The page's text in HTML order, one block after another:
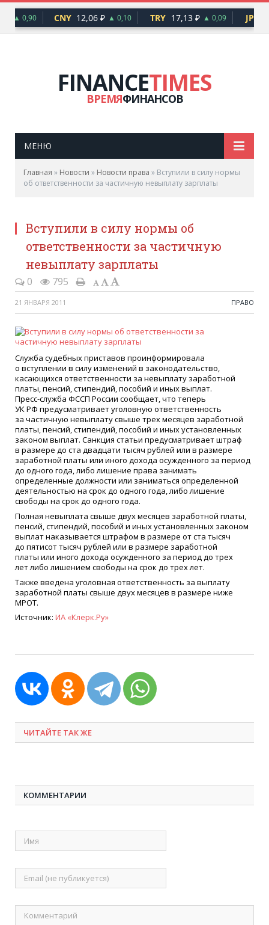
▲ 0,90 CNY 12,06 ₽ ▲ 0,10 TRY 17,13 ₽ ▲ 0,09 JPY
FINANCETIMES
ВРЕМЯФИНАНСОВ
МЕНЮ
Главная » Новости » Новости права » Вступили в силу нормы
об ответственности за частичную невыплату зарплаты
Вступили в силу нормы об
ответственности за частичную
невыплату зарплаты
0 795
21 ЯНВАРЯ 2011 ПРАВО
Служба судебных приставов проинформировала
о вступлении в силу изменений в законодательство,
касающихся ответственности за невыплату заработной
платы, пенсий, стипендий, пособий и иных выплат.
Пресс-служба ФССП России сообщает, что теперь
УК РФ предусматривает уголовную ответственность
за частичную невыплату свыше трех месяцев заработной
платы, пенсий, стипендий, пособий и иных установленных
законом выплат. Санкция статьи предусматривает штраф
в размере до ста двадцати тысяч рублей или в размере
заработной платы или иного дохода осужденного за период
до одного года, либо лишение права занимать
определенные должности или заниматься определенной
деятельностью на срок до одного года, либо лишение
свободы на срок до одного года.
Полная невыплата свыше двух месяцев заработной платы,
пенсий, стипендий, пособий и иных установленных законом
выплат наказывается штрафом в размере от ста тысяч
до пятисот тысяч рублей или в размере заработной
платы или иного дохода осужденного за период до трех
лет либо лишением свободы на срок до трех лет.
Также введена уголовная ответственность за выплату
заработной платы свыше двух месяцев в размере ниже
МРОТ.
Источник: ИА «Клерк.Ру»
ЧИТАЙТЕ ТАК ЖЕ
КОММЕНТАРИИ